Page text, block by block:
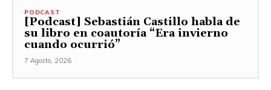
PODCAST
[Podcast] Sebastián Castillo habla de
su libro en coautoría “Era invierno
cuando ocurrió”
7 Agosto, 2026